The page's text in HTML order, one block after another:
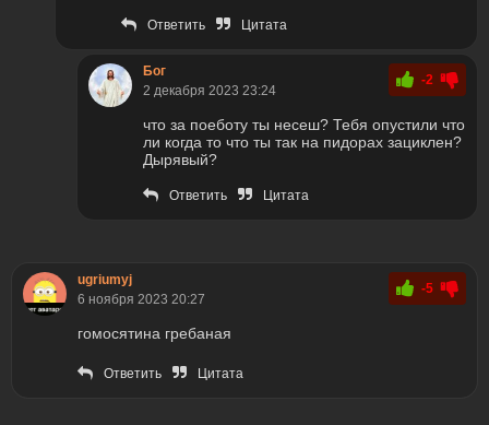
Ответить Цитата
Бог
2 декабря 2023 23:24
-2
что за поеботу ты несеш? Тебя опустили что
ли когда то что ты так на пидорах зациклен?
Дырявый?
Ответить Цитата
ugriumyj
6 ноября 2023 20:27
-5
гомосятина гребаная
Ответить Цитата